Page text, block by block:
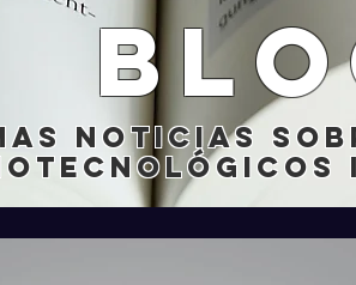
noticias